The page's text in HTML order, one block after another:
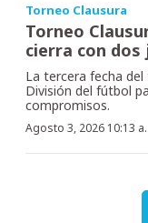
Torneo Clausura
Torneo
cierra con dos
La tercera fecha
División del fútbol
compromisos.
Agosto 3, 2026 10:13